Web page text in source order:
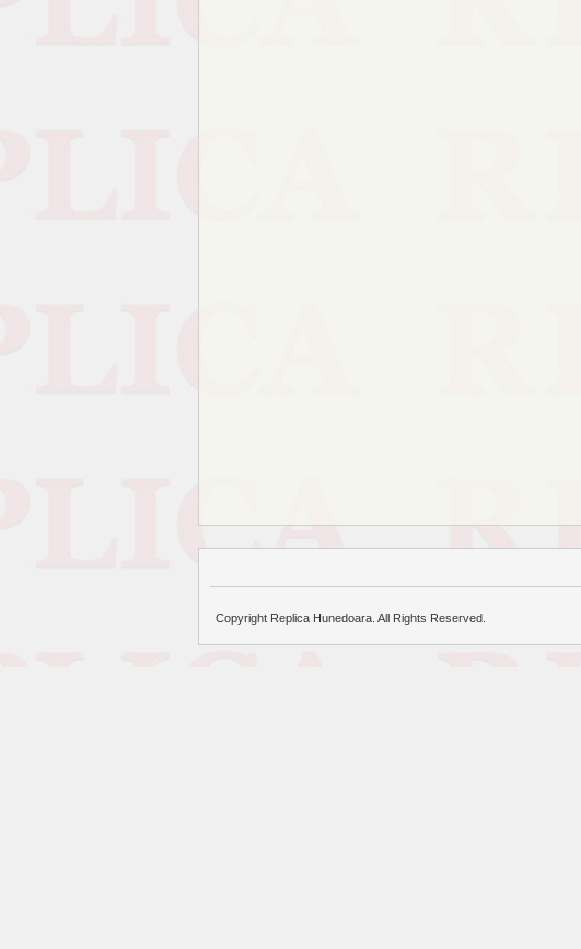
Copyright Replica Hunedoara. All Rights Reserved.